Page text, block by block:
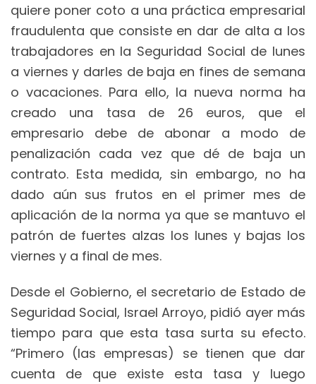
quiere poner coto a una práctica empresarial
fraudulenta que consiste en dar de alta a los
trabajadores en la Seguridad Social de lunes
a viernes y darles de baja en fines de semana
o vacaciones. Para ello, la nueva norma ha
creado una tasa de 26 euros, que el
empresario debe de abonar a modo de
penalización cada vez que dé de baja un
contrato. Esta medida, sin embargo, no ha
dado aún sus frutos en el primer mes de
aplicación de la norma ya que se mantuvo el
patrón de fuertes alzas los lunes y bajas los
viernes y a final de mes.
Desde el Gobierno, el secretario de Estado de
Seguridad Social, Israel Arroyo, pidió ayer más
tiempo para que esta tasa surta su efecto.
“Primero (las empresas) se tienen que dar
cuenta de que existe esta tasa y luego